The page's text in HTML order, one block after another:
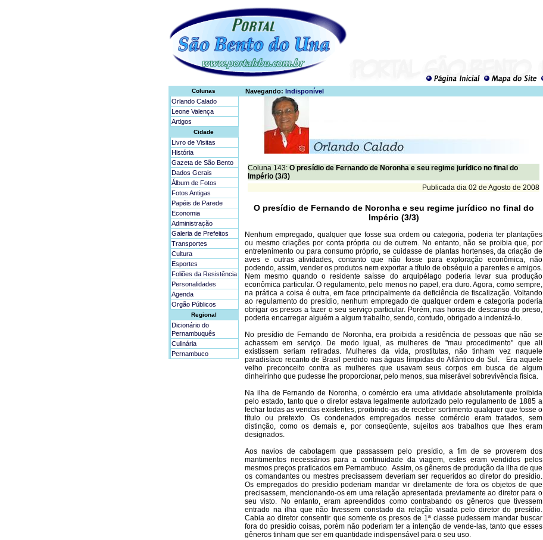
Colunas
Orlando Calado
Leone Valença
Artigos
Cidade
Livro de Visitas
História
Gazeta de São Bento
Dados Gerais
Álbum de Fotos
Fotos Antigas
Papéis de Parede
Economia
Administração
Galeria de Prefeitos
Transportes
Cultura
Esportes
Foliões da Resistência
Personalidades
Agenda
Orgão Públicos
Regional
Dicionário do
Pernambuquês
Culinária
Pernambuco
Navegando: Indisponível
Coluna 143: O presídio de Fernando de Noronha e seu regime jurídico no final do
Império (3/3)
Publicada dia 02 de Agosto de 2008
O presídio de Fernando de Noronha e seu regime jurídico no final do
Império (3/3)
Nenhum empregado, qualquer que fosse sua ordem ou categoria, poderia ter plantações
ou mesmo criações por conta própria ou de outrem. No entanto, não se proibia que, por
entretenimento ou para consumo próprio, se cuidasse de plantas hortenses, da criação de
aves e outras atividades, contanto que não fosse para exploração econômica, não
podendo, assim, vender os produtos nem exportar a título de obséquio a parentes e amigos.
Nem mesmo quando o residente saísse do arquipélago poderia levar sua produção
econômica particular. O regulamento, pelo menos no papel, era duro. Agora, como sempre,
na prática a coisa é outra, em face principalmente da deficiência de fiscalização. Voltando
ao regulamento do presídio, nenhum empregado de qualquer ordem e categoria poderia
obrigar os presos a fazer o seu serviço particular. Porém, nas horas de descanso do preso,
poderia encarregar alguém a algum trabalho, sendo, contudo, obrigado a indenizá-lo.
No presídio de Fernando de Noronha, era proibida a residência de pessoas que não se
achassem em serviço. De modo igual, as mulheres de "mau procedimento" que ali
existissem seriam retiradas. Mulheres da vida, prostitutas, não tinham vez naquele
paradisíaco recanto de Brasil perdido nas águas límpidas do Atlântico do Sul.
Era aquele
velho preconceito contra as mulheres que usavam seus corpos em busca de algum
dinheirinho que pudesse lhe proporcionar, pelo menos, sua miserável sobrevivência física.
Na ilha de Fernando de Noronha, o comércio era uma atividade absolutamente proibida
pelo estado, tanto que o diretor estava legalmente autorizado pelo regulamento de 1885 a
fechar todas as vendas existentes, proibindo-as de receber sortimento qualquer que fosse o
título ou pretexto. Os condenados empregados nesse comércio eram tratados, sem
distinção, como os demais e, por conseqüente, sujeitos aos trabalhos que lhes eram
designados.
Aos navios de cabotagem que passassem pelo presídio, a fim de se proverem dos
mantimentos necessários para a continuidade da viagem, estes eram vendidos pelos
mesmos preços praticados em Pernambuco. Assim, os gêneros de produção da ilha de que
os comandantes ou mestres precisassem deveriam ser requeridos ao diretor do presídio.
Os empregados do presídio poderiam mandar vir diretamente de fora os objetos de que
precisassem, mencionando-os em uma relação apresentada previamente ao diretor para o
seu visto. No entanto, eram apreendidos como contrabando os gêneros que tivessem
entrado na ilha que não tivessem constado da relação visada pelo diretor do presídio.
Cabia ao diretor consentir que somente os presos de 1ª classe pudessem mandar buscar
fora do presídio coisas, porém não poderiam ter a intenção de vende-las, tanto que esses
gêneros tinham que ser em quantidade indispensável para o seu uso.